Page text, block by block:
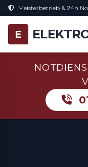
Meisterbetrieb & 24h
E